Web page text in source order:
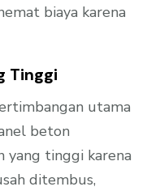
biaya karena
Tinggi
utama
beton
yang tinggi karena
ditembus,